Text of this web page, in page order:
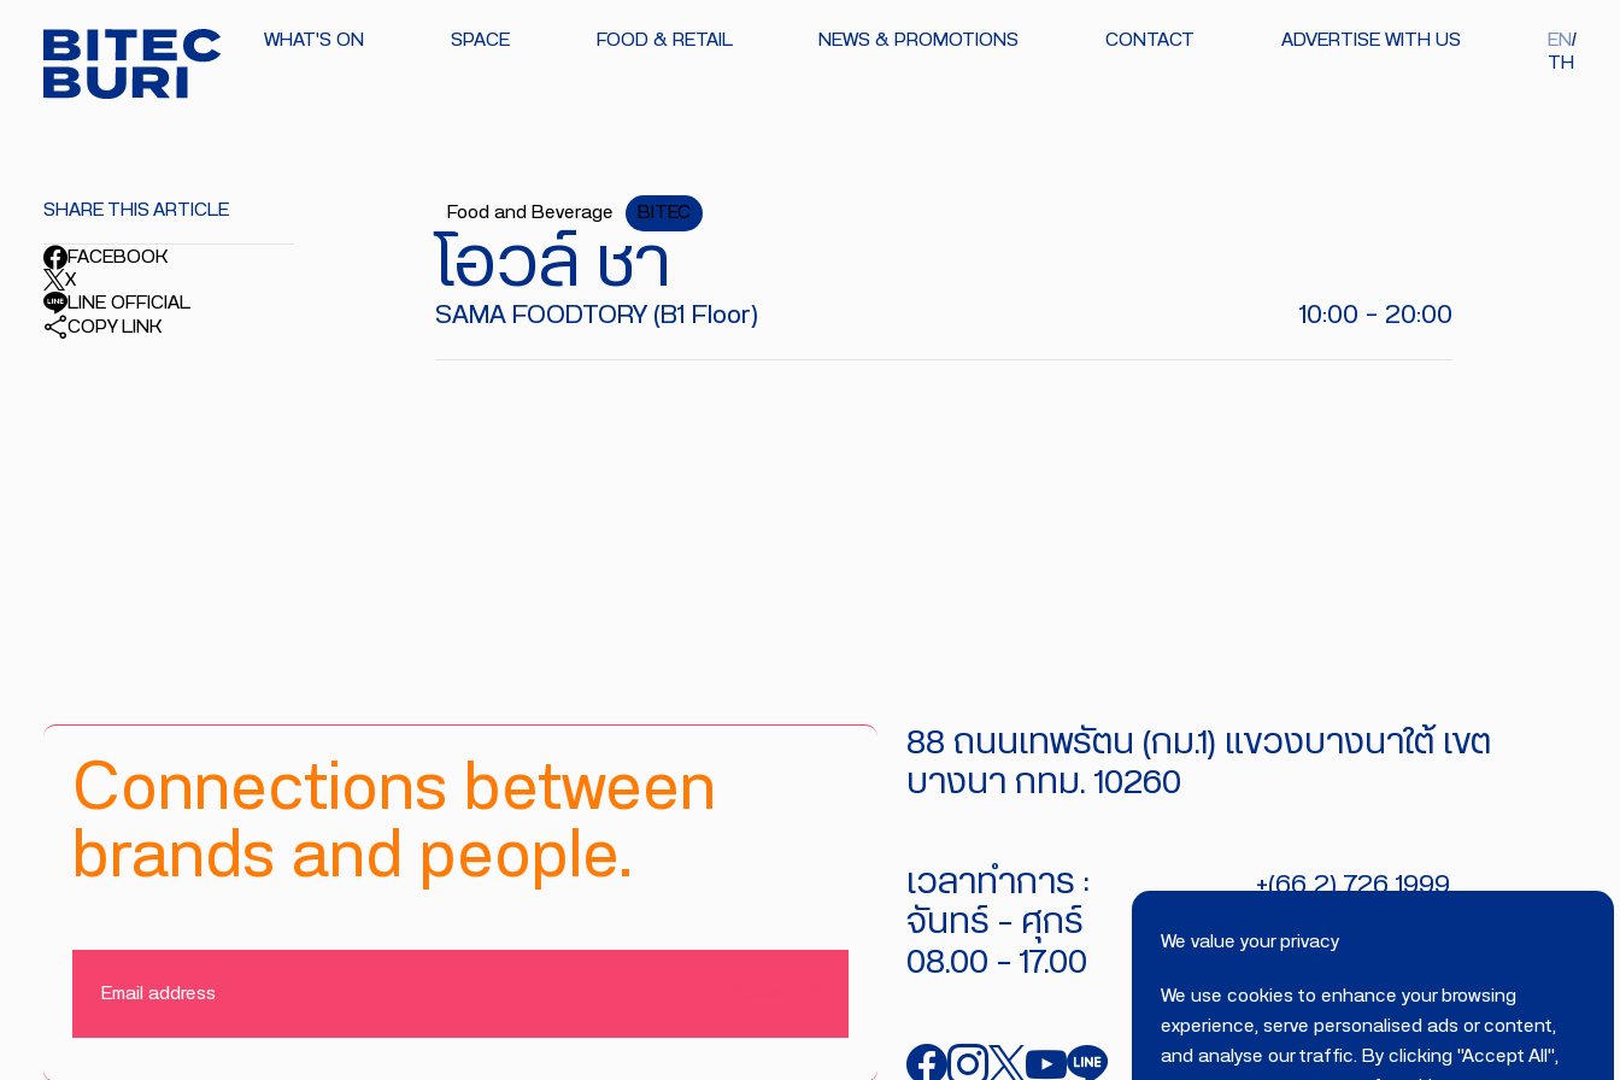
We value your privacy
We use cookies to enhance your browsing
experience, serve personalised ads or content,
and analyse our traffic. By clicking "Accept All",
WHAT'S ON SPACE FOOD & RETAIL NEWS & PROMOTIONS CONTACT ADVERTISE WITH US
EN
TH
Food and Beverage BITEC
โอวล์ ชา
SAMA FOODTORY (B1 Floor) 10:00 - 20:00
SHARE THIS ARTICLE
FACEBOOK
X
LINE OFFICIAL
COPY LINK
Connections between
brands and people.
88 ถนนเทพรัตน (กม.1) แขวงบางนาใต้ เขต
บางนา กทม. 10260
เวลาทำการ :
จันทร์ - ศุกร์
08.00 - 17.00
+(66 2) 726 1999
bitecburi@bhirajburi.co.th